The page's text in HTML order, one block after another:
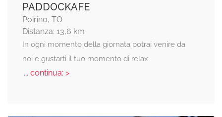
PADDOCKAFE
Poirino, TO
Distanza: 13,6 km
In ogni momento della giornata potrai venire da
noi e gustarti il tuo momento di relax
... continua: >